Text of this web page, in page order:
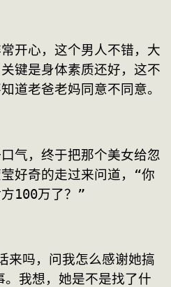
开心，这个男人不错，大
键是身体素质还好，这不
道老爸老妈同意不同意。
气，终于把那个美女给忽
好奇的走过来问道，“你
100万了？”
来吗，问我怎么感谢她搞
我想，她是不是找了什